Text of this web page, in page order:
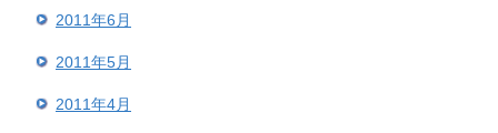
2011年6月
2011年5月
2011年4月